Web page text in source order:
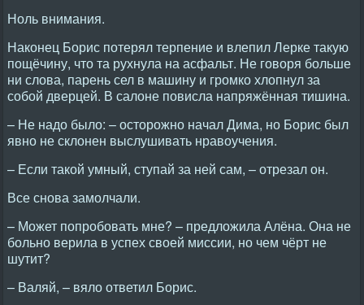
Ноль внимания.
Наконец Борис потерял терпение и влепил Лерке такую
пощёчину, что та рухнула на асфальт. Не говоря больше
ни слова, парень сел в машину и громко хлопнул за
собой дверцей. В салоне повисла напряжённая тишина.
– Не надо было: – осторожно начал Дима, но Борис был
явно не склонен выслушивать нравоучения.
– Если такой умный, ступай за ней сам, – отрезал он.
Все снова замолчали.
– Может попробовать мне? – предложила Алёна. Она не
больно верила в успех своей миссии, но чем чёрт не
шутит?
– Валяй, – вяло ответил Борис.